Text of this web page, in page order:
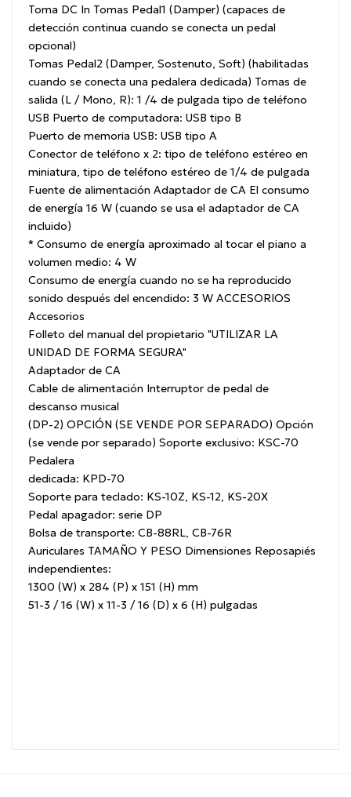
Toma DC In Tomas Pedal1 (Damper) (capaces de
detección continua cuando se conecta un pedal
opcional)
Tomas Pedal2 (Damper, Sostenuto, Soft) (habilitadas
cuando se conecta una pedalera dedicada) Tomas de
salida (L / Mono, R): 1 /4 de pulgada tipo de teléfono
USB Puerto de computadora: USB tipo B
Puerto de memoria USB: USB tipo A
Conector de teléfono x 2: tipo de teléfono estéreo en
miniatura, tipo de teléfono estéreo de 1/4 de pulgada
Fuente de alimentación Adaptador de CA El consumo
de energía 16 W (cuando se usa el adaptador de CA
incluido)
* Consumo de energía aproximado al tocar el piano a
volumen medio: 4 W
Consumo de energía cuando no se ha reproducido
sonido después del encendido: 3 W ACCESORIOS
Accesorios
Folleto del manual del propietario "UTILIZAR LA
UNIDAD DE FORMA SEGURA"
Adaptador de CA
Cable de alimentación Interruptor de pedal de
descanso musical
(DP-2) OPCIÓN (SE VENDE POR SEPARADO) Opción
(se vende por separado) Soporte exclusivo: KSC-70
Pedalera
dedicada: KPD-70
Soporte para teclado: KS-10Z, KS-12, KS-20X
Pedal apagador: serie DP
Bolsa de transporte: CB-88RL, CB-76R
Auriculares TAMAÑO Y PESO Dimensiones Reposapiés
independientes:
1300 (W) x 284 (P) x 151 (H) mm
51-3 / 16 (W) x 11-3 / 16 (D) x 6 (H) pulgadas